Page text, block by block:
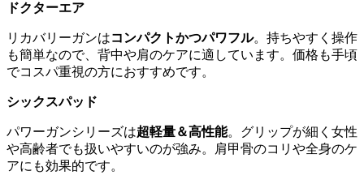
ドクターエア
リカバリーガンはコンパクトかつパワフル。持ちやすく操作
も簡単なので、背中や肩のケアに適しています。価格も手頃
でコスパ重視の方におすすめです。
シックスパッド
パワーガンシリーズは超軽量＆高性能。グリップが細く女性
や高齢者でも扱いやすいのが強み。肩甲骨のコリや全身のケ
アにも効果的です。